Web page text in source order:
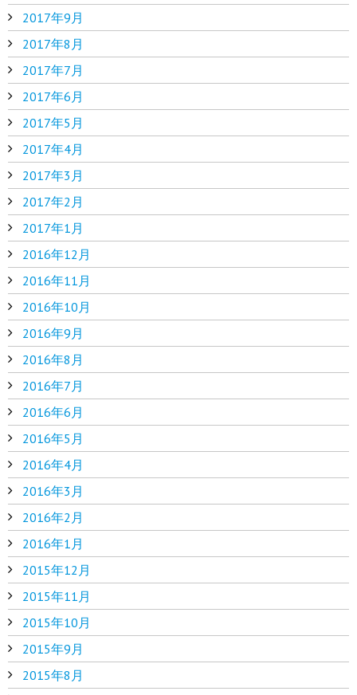
2017年9月
2017年8月
2017年7月
2017年6月
2017年5月
2017年4月
2017年3月
2017年2月
2017年1月
2016年12月
2016年11月
2016年10月
2016年9月
2016年8月
2016年7月
2016年6月
2016年5月
2016年4月
2016年3月
2016年2月
2016年1月
2015年12月
2015年11月
2015年10月
2015年9月
2015年8月